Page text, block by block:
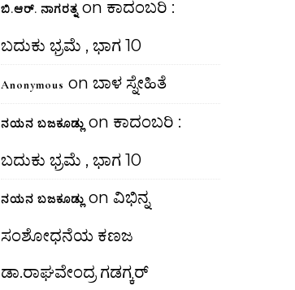
ಬಿ.ಆರ್. ನಾಗರತ್ನ on ಕಾದಂಬರಿ :
ಬದುಕು ಭ್ರಮೆ , ಭಾಗ 10
Anonymous on ಬಾಳ ಸ್ನೇಹಿತೆ
ನಯನ ಬಜಕೂಡ್ಲು on ಕಾದಂಬರಿ :
ಬದುಕು ಭ್ರಮೆ , ಭಾಗ 10
ನಯನ ಬಜಕೂಡ್ಲು on ವಿಭಿನ್ನ
ಸಂಶೋಧನೆಯ ಕಣಜ
ಡಾ.ರಾಘವೇಂದ್ರ ಗಡಗ್ಕರ್